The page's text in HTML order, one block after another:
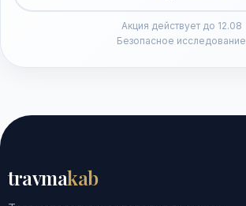
Акция действует до 12.08
Безопасное исследование
travmakab